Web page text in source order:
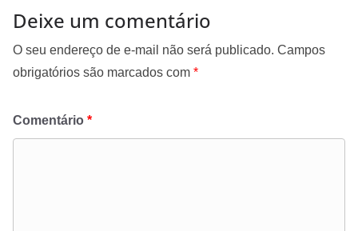
Deixe um comentário
O seu endereço de e-mail não será publicado. Campos
obrigatórios são marcados com *
Comentário *